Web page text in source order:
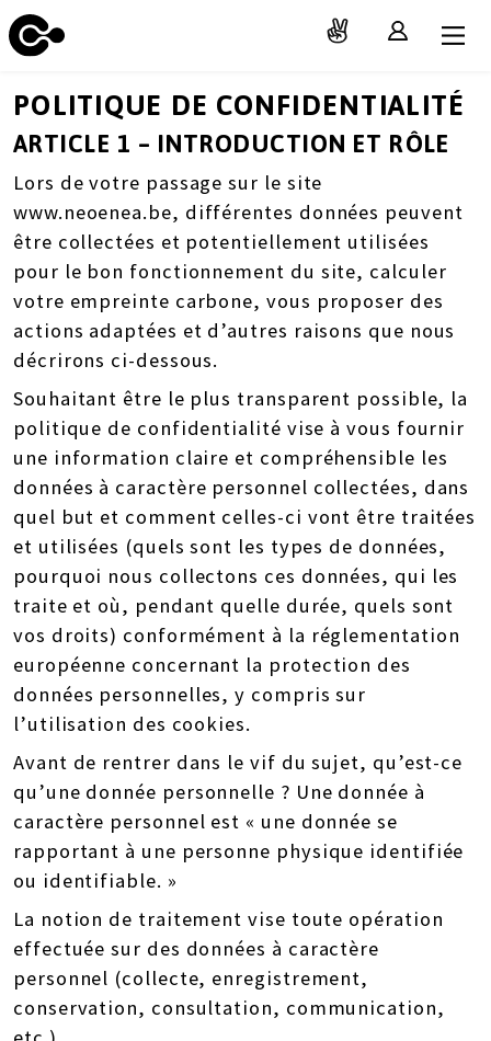
POLITIQUE DE CONFIDENTIALITÉ
ARTICLE 1 – INTRODUCTION ET RÔLE
Lors de votre passage sur le site
www.neoenea.be, différentes données peuvent
être collectées et potentiellement utilisées
pour le bon fonctionnement du site, calculer
votre empreinte carbone, vous proposer des
actions adaptées et d’autres raisons que nous
décrirons ci-dessous.
Souhaitant être le plus transparent possible, la
politique de confidentialité vise à vous fournir
une information claire et compréhensible les
données à caractère personnel collectées, dans
quel but et comment celles-ci vont être traitées
et utilisées (quels sont les types de données,
pourquoi nous collectons ces données, qui les
traite et où, pendant quelle durée, quels sont
vos droits) conformément à la réglementation
européenne concernant la protection des
données personnelles, y compris sur
l’utilisation des cookies.
Avant de rentrer dans le vif du sujet, qu’est-ce
qu’une donnée personnelle ? Une donnée à
caractère personnel est « une donnée se
rapportant à une personne physique identifiée
ou identifiable. »
La notion de traitement vise toute opération
effectuée sur des données à caractère
personnel (collecte, enregistrement,
conservation, consultation, communication,